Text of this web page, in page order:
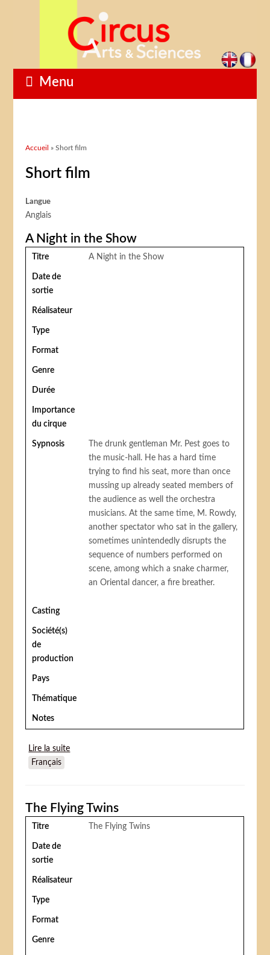
Menu
Vous êtes ici
Accueil » Short film
Short film
Langue
Anglais
A Night in the Show
Titre A Night in the Show
Date de
sortie
Réalisateur
Type
Format
Genre
Durée
Importance
du cirque
Sypnosis
The drunk gentleman Mr. Pest goes to
the music-hall. He has a hard time
trying to find his seat, more than once
mussing up already seated members of
the audience as well the orchestra
musicians. At the same time, M. Rowdy,
another spectator who sat in the gallery,
sometimes unintendedly disrupts the
sequence of numbers performed on
scene, among which a snake charmer,
an Oriental dancer, a fire breather.
Casting
Société(s)
de
production
Pays
Thématique
Notes
Lire la suite
Français
The Flying Twins
Titre The Flying Twins
Date de
sortie
Réalisateur
Type
Format
Genre